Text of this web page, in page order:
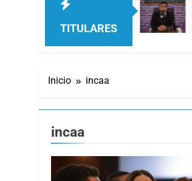
TITULARES
Denunciaron
4 Horas Atrás
Inicio incaa
incaa